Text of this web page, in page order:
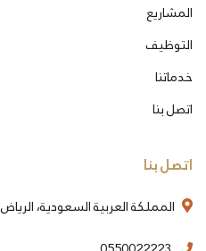
المشاريع
التوظيف
خدماتنا
اتصل بنا
اتصل بنا
المملكة العربية السعودية، الرياض